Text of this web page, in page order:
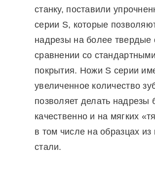
станку, поставили
серии S, которые
надрезы на более твердые
сравнении со
покрытия. Ножи S серии
увеличенное количество
позволяет делать надрезы
качественно и на мягких
в том числе на образцах
стали.